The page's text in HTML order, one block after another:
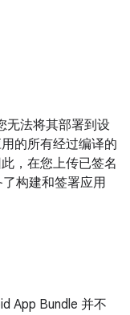
无法将其部署到设
的所有经过编译的
，在您上传已签名
构建和签署应用
App Bundle 并不